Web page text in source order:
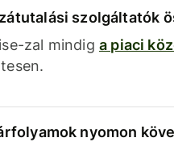
szolgáltatók
zal mindig a piaci
nyomon